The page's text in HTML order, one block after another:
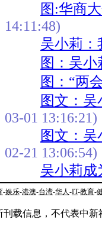
图:华商
14:11:48)
吴小莉：
图：吴
图：“两
图文：
03-01 13:16:21)
图文：
02-21 13:06:54)
吴小莉成
-娱乐-港澳-台湾-华人-IT-教育-
刊载信息，不代表中